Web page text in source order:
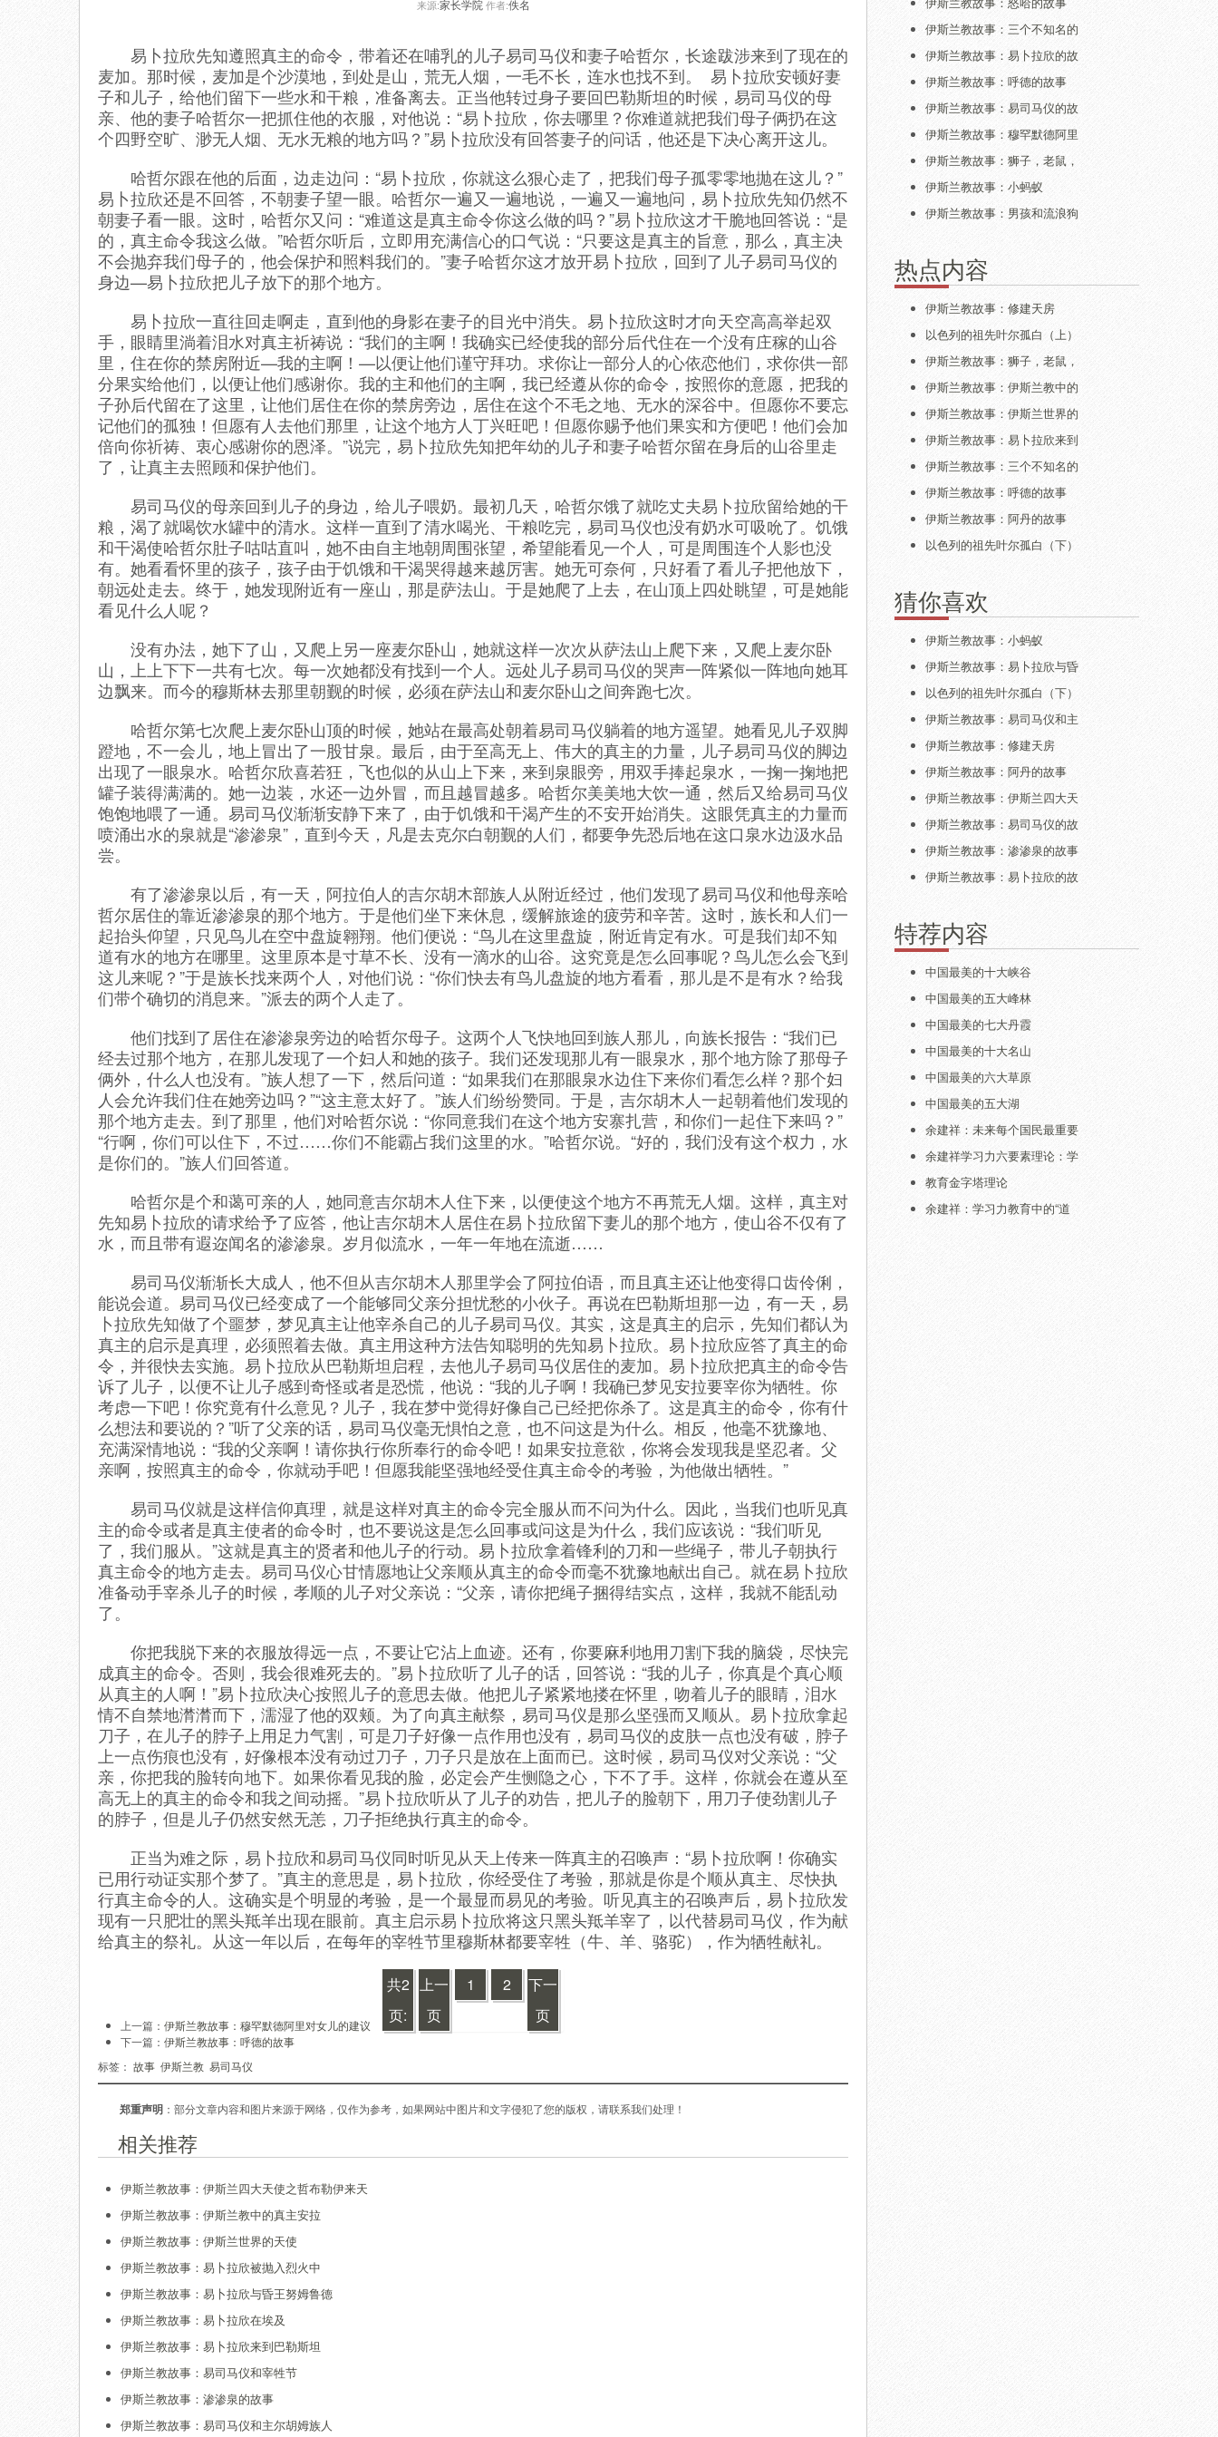
来源:家长学院作者:佚名
易卜拉欣先知遵照真主的命令，带着还在哺乳的儿子易司马仪和妻子哈哲尔，长途跋涉来到了现在的
麦加。那时候，麦加是个沙漠地，到处是山，荒无人烟，一毛不长，连水也找不到。 易卜拉欣安顿好妻
子和儿子，给他们留下一些水和干粮，准备离去。正当他转过身子要回巴勒斯坦的时候，易司马仪的母
亲、他的妻子哈哲尔一把抓住他的衣服，对他说：“易卜拉欣，你去哪里？你难道就把我们母子俩扔在这
个四野空旷、渺无人烟、无水无粮的地方吗？”易卜拉欣没有回答妻子的问话，他还是下决心离开这儿。
哈哲尔跟在他的后面，边走边问：“易卜拉欣，你就这么狠心走了，把我们母子孤零零地抛在这儿？”
易卜拉欣还是不回答，不朝妻子望一眼。哈哲尔一遍又一遍地说，一遍又一遍地问，易卜拉欣先知仍然不
朝妻子看一眼。这时，哈哲尔又问：“难道这是真主命令你这么做的吗？”易卜拉欣这才干脆地回答说：“是
的，真主命令我这么做。”哈哲尔听后，立即用充满信心的口气说：“只要这是真主的旨意，那么，真主决
不会抛弃我们母子的，他会保护和照料我们的。”妻子哈哲尔这才放开易卜拉欣，回到了儿子易司马仪的
身边—易卜拉欣把儿子放下的那个地方。
易卜拉欣一直往回走啊走，直到他的身影在妻子的目光中消失。易卜拉欣这时才向天空高高举起双
手，眼睛里淌着泪水对真主祈祷说：“我们的主啊！我确实已经使我的部分后代住在一个没有庄稼的山谷
里，住在你的禁房附近—我的主啊！—以便让他们谨守拜功。求你让一部分人的心依恋他们，求你供一部
分果实给他们，以便让他们感谢你。我的主和他们的主啊，我已经遵从你的命令，按照你的意愿，把我的
子孙后代留在了这里，让他们居住在你的禁房旁边，居住在这个不毛之地、无水的深谷中。但愿你不要忘
记他们的孤独！但愿有人去他们那里，让这个地方人丁兴旺吧！但愿你赐予他们果实和方便吧！他们会加
倍向你祈祷、衷心感谢你的恩泽。”说完，易卜拉欣先知把年幼的儿子和妻子哈哲尔留在身后的山谷里走
了，让真主去照顾和保护他们。
易司马仪的母亲回到儿子的身边，给儿子喂奶。最初几天，哈哲尔饿了就吃丈夫易卜拉欣留给她的干
粮，渴了就喝饮水罐中的清水。这样一直到了清水喝光、干粮吃完，易司马仪也没有奶水可吸吮了。饥饿
和干渴使哈哲尔肚子咕咕直叫，她不由自主地朝周围张望，希望能看见一个人，可是周围连个人影也没
有。她看看怀里的孩子，孩子由于饥饿和干渴哭得越来越厉害。她无可奈何，只好看了看儿子把他放下，
朝远处走去。终于，她发现附近有一座山，那是萨法山。于是她爬了上去，在山顶上四处眺望，可是她能
看见什么人呢？
没有办法，她下了山，又爬上另一座麦尔卧山，她就这样一次次从萨法山上爬下来，又爬上麦尔卧
山，上上下下一共有七次。每一次她都没有找到一个人。远处儿子易司马仪的哭声一阵紧似一阵地向她耳
边飘来。而今的穆斯林去那里朝觐的时候，必须在萨法山和麦尔卧山之间奔跑七次。
哈哲尔第七次爬上麦尔卧山顶的时候，她站在最高处朝着易司马仪躺着的地方遥望。她看见儿子双脚
蹬地，不一会儿，地上冒出了一股甘泉。最后，由于至高无上、伟大的真主的力量，儿子易司马仪的脚边
出现了一眼泉水。哈哲尔欣喜若狂，飞也似的从山上下来，来到泉眼旁，用双手捧起泉水，一掬一掬地把
罐子装得满满的。她一边装，水还一边外冒，而且越冒越多。哈哲尔美美地大饮一通，然后又给易司马仪
饱饱地喂了一通。易司马仪渐渐安静下来了，由于饥饿和干渴产生的不安开始消失。这眼凭真主的力量而
喷涌出水的泉就是“渗渗泉”，直到今天，凡是去克尔白朝觐的人们，都要争先恐后地在这口泉水边汲水品
尝。
有了渗渗泉以后，有一天，阿拉伯人的吉尔胡木部族人从附近经过，他们发现了易司马仪和他母亲哈
哲尔居住的靠近渗渗泉的那个地方。于是他们坐下来休息，缓解旅途的疲劳和辛苦。这时，族长和人们一
起抬头仰望，只见鸟儿在空中盘旋翱翔。他们便说：“鸟儿在这里盘旋，附近肯定有水。可是我们却不知
道有水的地方在哪里。这里原本是寸草不长、没有一滴水的山谷。这究竟是怎么回事呢？鸟儿怎么会飞到
这儿来呢？”于是族长找来两个人，对他们说：“你们快去有鸟儿盘旋的地方看看，那儿是不是有水？给我
们带个确切的消息来。”派去的两个人走了。
他们找到了居住在渗渗泉旁边的哈哲尔母子。这两个人飞快地回到族人那儿，向族长报告：“我们已
经去过那个地方，在那儿发现了一个妇人和她的孩子。我们还发现那儿有一眼泉水，那个地方除了那母子
俩外，什么人也没有。”族人想了一下，然后问道：“如果我们在那眼泉水边住下来你们看怎么样？那个妇
人会允许我们住在她旁边吗？”“这主意太好了。”族人们纷纷赞同。于是，吉尔胡木人一起朝着他们发现的
那个地方走去。到了那里，他们对哈哲尔说：“你同意我们在这个地方安寨扎营，和你们一起住下来吗？”
“行啊，你们可以住下，不过……你们不能霸占我们这里的水。”哈哲尔说。“好的，我们没有这个权力，水
是你们的。”族人们回答道。
哈哲尔是个和蔼可亲的人，她同意吉尔胡木人住下来，以便使这个地方不再荒无人烟。这样，真主对
先知易卜拉欣的请求给予了应答，他让吉尔胡木人居住在易卜拉欣留下妻儿的那个地方，使山谷不仅有了
水，而且带有遐迩闻名的渗渗泉。岁月似流水，一年一年地在流逝……
易司马仪渐渐长大成人，他不但从吉尔胡木人那里学会了阿拉伯语，而且真主还让他变得口齿伶俐，
能说会道。易司马仪已经变成了一个能够同父亲分担忧愁的小伙子。再说在巴勒斯坦那一边，有一天，易
卜拉欣先知做了个噩梦，梦见真主让他宰杀自己的儿子易司马仪。其实，这是真主的启示，先知们都认为
真主的启示是真理，必须照着去做。真主用这种方法告知聪明的先知易卜拉欣。易卜拉欣应答了真主的命
令，并很快去实施。易卜拉欣从巴勒斯坦启程，去他儿子易司马仪居住的麦加。易卜拉欣把真主的命令告
诉了儿子，以便不让儿子感到奇怪或者是恐慌，他说：“我的儿子啊！我确已梦见安拉要宰你为牺牲。你
考虑一下吧！你究竟有什么意见？儿子，我在梦中觉得好像自己已经把你杀了。这是真主的命令，你有什
么想法和要说的？”听了父亲的话，易司马仪毫无惧怕之意，也不问这是为什么。相反，他毫不犹豫地、
充满深情地说：“我的父亲啊！请你执行你所奉行的命令吧！如果安拉意欲，你将会发现我是坚忍者。父
亲啊，按照真主的命令，你就动手吧！但愿我能坚强地经受住真主命令的考验，为他做出牺牲。”
易司马仪就是这样信仰真理，就是这样对真主的命令完全服从而不问为什么。因此，当我们也听见真
主的命令或者是真主使者的命令时，也不要说这是怎么回事或问这是为什么，我们应该说：“我们听见
了，我们服从。”这就是真主的贤者和他儿子的行动。易卜拉欣拿着锋利的刀和一些绳子，带儿子朝执行
真主命令的地方走去。易司马仪心甘情愿地让父亲顺从真主的命令而毫不犹豫地献出自己。就在易卜拉欣
准备动手宰杀儿子的时候，孝顺的儿子对父亲说：“父亲，请你把绳子捆得结实点，这样，我就不能乱动
了。
你把我脱下来的衣服放得远一点，不要让它沾上血迹。还有，你要麻利地用刀割下我的脑袋，尽快完
成真主的命令。否则，我会很难死去的。”易卜拉欣听了儿子的话，回答说：“我的儿子，你真是个真心顺
从真主的人啊！”易卜拉欣决心按照儿子的意思去做。他把儿子紧紧地搂在怀里，吻着儿子的眼睛，泪水
情不自禁地潸潸而下，濡湿了他的双颊。为了向真主献祭，易司马仪是那么坚强而又顺从。易卜拉欣拿起
刀子，在儿子的脖子上用足力气割，可是刀子好像一点作用也没有，易司马仪的皮肤一点也没有破，脖子
上一点伤痕也没有，好像根本没有动过刀子，刀子只是放在上面而已。这时候，易司马仪对父亲说：“父
亲，你把我的脸转向地下。如果你看见我的脸，必定会产生恻隐之心，下不了手。这样，你就会在遵从至
高无上的真主的命令和我之间动摇。”易卜拉欣听从了儿子的劝告，把儿子的脸朝下，用刀子使劲割儿子
的脖子，但是儿子仍然安然无恙，刀子拒绝执行真主的命令。
正当为难之际，易卜拉欣和易司马仪同时听见从天上传来一阵真主的召唤声：“易卜拉欣啊！你确实
已用行动证实那个梦了。”真主的意思是，易卜拉欣，你经受住了考验，那就是你是个顺从真主、尽快执
行真主命令的人。这确实是个明显的考验，是一个最显而易见的考验。听见真主的召唤声后，易卜拉欣发
现有一只肥壮的黑头羝羊出现在眼前。真主启示易卜拉欣将这只黑头羝羊宰了，以代替易司马仪，作为献
给真主的祭礼。从这一年以后，在每年的宰牲节里穆斯林都要宰牲（牛、羊、骆驼），作为牺牲献礼。
共2
页:
上一
页
1 2
下一
页
上一篇： 伊斯兰教故事：穆罕默德阿里对女儿的建议
下一篇： 伊斯兰教故事：呼德的故事
标签： 故事 伊斯兰教 易司马仪
郑重声明 ：部分文章内容和图片来源于网络，仅作为参考，如果网站中图片和文字侵犯了您的版权，请联系我们处理！
相关推荐
伊斯兰教故事：伊斯兰四大天使之哲布勒伊来天
伊斯兰教故事：伊斯兰教中的真主安拉
伊斯兰教故事：伊斯兰世界的天使
伊斯兰教故事：易卜拉欣被抛入烈火中
伊斯兰教故事：易卜拉欣与昏王努姆鲁德
伊斯兰教故事：易卜拉欣在埃及
伊斯兰教故事：易卜拉欣来到巴勒斯坦
伊斯兰教故事：易司马仪和宰牲节
伊斯兰教故事：渗渗泉的故事
伊斯兰教故事：易司马仪和主尔胡姆族人
伊斯兰教故事：三个不知名的
伊斯兰教故事：易卜拉欣的故
伊斯兰教故事：呼德的故事
伊斯兰教故事：易司马仪的故
伊斯兰教故事：穆罕默德阿里
伊斯兰教故事：狮子，老鼠，
伊斯兰教故事：小蚂蚁
伊斯兰教故事：男孩和流浪狗
热点内容
伊斯兰教故事：修建天房
以色列的祖先叶尔孤白（上）
伊斯兰教故事：狮子，老鼠，
伊斯兰教故事：伊斯兰教中的
伊斯兰教故事：伊斯兰世界的
伊斯兰教故事：易卜拉欣来到
伊斯兰教故事：三个不知名的
伊斯兰教故事：呼德的故事
伊斯兰教故事：阿丹的故事
以色列的祖先叶尔孤白（下）
猜你喜欢
伊斯兰教故事：小蚂蚁
伊斯兰教故事：易卜拉欣与昏
以色列的祖先叶尔孤白（下）
伊斯兰教故事：易司马仪和主
伊斯兰教故事：修建天房
伊斯兰教故事：阿丹的故事
伊斯兰教故事：伊斯兰四大天
伊斯兰教故事：易司马仪的故
伊斯兰教故事：渗渗泉的故事
伊斯兰教故事：易卜拉欣的故
特荐内容
中国最美的十大峡谷
中国最美的五大峰林
中国最美的七大丹霞
中国最美的十大名山
中国最美的六大草原
中国最美的五大湖
余建祥：未来每个国民最重要
余建祥学习力六要素理论：学
教育金字塔理论
余建祥：学习力教育中的“道